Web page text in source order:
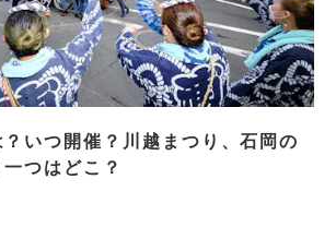
いつ開催？川越まつり、石岡の
つはどこ？